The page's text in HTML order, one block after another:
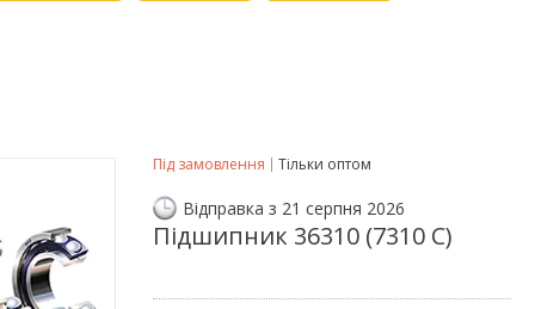
Під замовлення Тільки оптом
Відправка з 21 серпня 2026
Підшипник 36310 (7310 С)